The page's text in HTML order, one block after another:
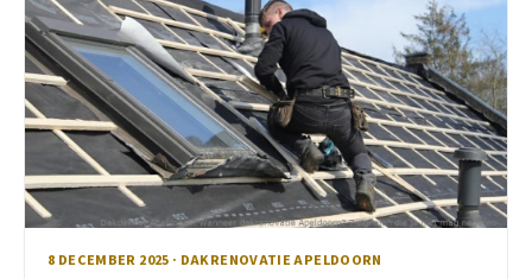
8 DECEMBER 2025 · DAKRENOVATIE APELDOORN